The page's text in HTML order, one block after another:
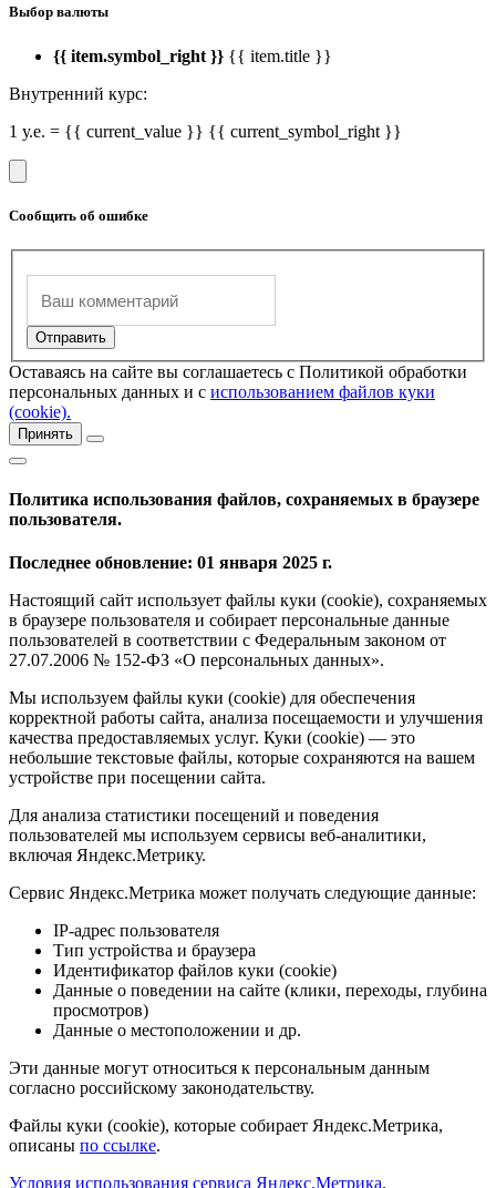
Выбор валюты
{{ item.symbol_right }} {{ item.title }}
Внутренний курс:
1 у.е. = {{ current_value }} {{ current_symbol_right }}
Сообщить об ошибке
Оставаясь на сайте вы соглашаетесь с Политикой обработки
персональных данных и с использованием файлов куки
(cookie).
Принять
Политика использования файлов, сохраняемых в браузере
пользователя.
Последнее обновление: 01 января 2025 г.
Настоящий сайт использует файлы куки (cookie), сохраняемых
в браузере пользователя и собирает персональные данные
пользователей в соответствии с Федеральным законом от
27.07.2006 № 152-ФЗ «О персональных данных».
Мы используем файлы куки (cookie) для обеспечения
корректной работы сайта, анализа посещаемости и улучшения
качества предоставляемых услуг. Куки (cookie) — это
небольшие текстовые файлы, которые сохраняются на вашем
устройстве при посещении сайта.
Для анализа статистики посещений и поведения
пользователей мы используем сервисы веб-аналитики,
включая Яндекс.Метрику.
Сервис Яндекс.Метрика может получать следующие данные:
IP-адрес пользователя
Тип устройства и браузера
Идентификатор файлов куки (cookie)
Данные о поведении на сайте (клики, переходы, глубина
просмотров)
Данные о местоположении и др.
Эти данные могут относиться к персональным данным
согласно российскому законодательству.
Файлы куки (cookie), которые собирает Яндекс.Метрика,
описаны по ссылке.
Условия использования сервиса Яндекс.Метрика.